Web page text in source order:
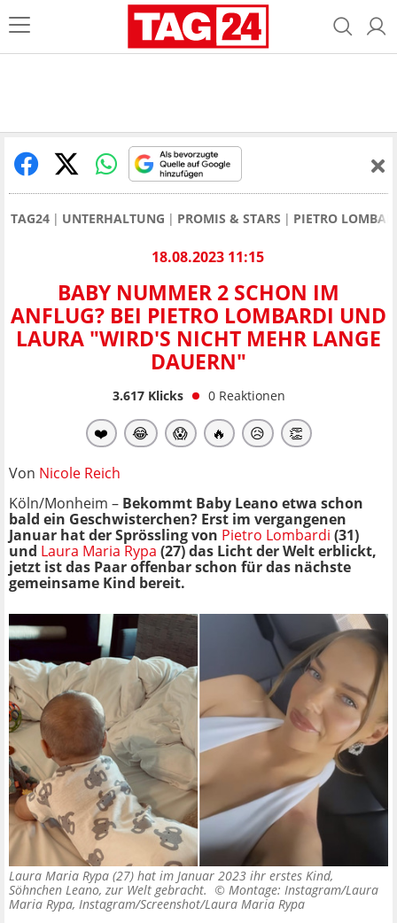
TAG24 UNTERHALTUNG PROMIS & STARS PIETRO
18.08.2023 11:15
BABY NUMMER 2 SCHON IM
ANFLUG? BEI PIETRO LOMBARDI UND
LAURA "WIRD'S NICHT MEHR LANGE
DAUERN"
3.617Klicks 0 Reaktionen
❤️ 😂 😱 🔥 😥 👏
Von Nicole Reich
Köln/Monheim – Bekommt Baby Leano etwa schon
bald ein Geschwisterchen? Erst im vergangenen
Januar hat der Sprössling von Pietro Lombardi (31)
und Laura Maria Rypa (27) das Licht der Welt erblickt,
jetzt ist das Paar offenbar schon für das nächste
gemeinsame Kind bereit.
Laura Maria Rypa (27) hat im Januar 2023 ihr erstes Kind,
Söhnchen Leano, zur Welt gebracht. © Montage: Instagram/Laura
Maria Rypa, Instagram/Screenshot/Laura Maria Rypa